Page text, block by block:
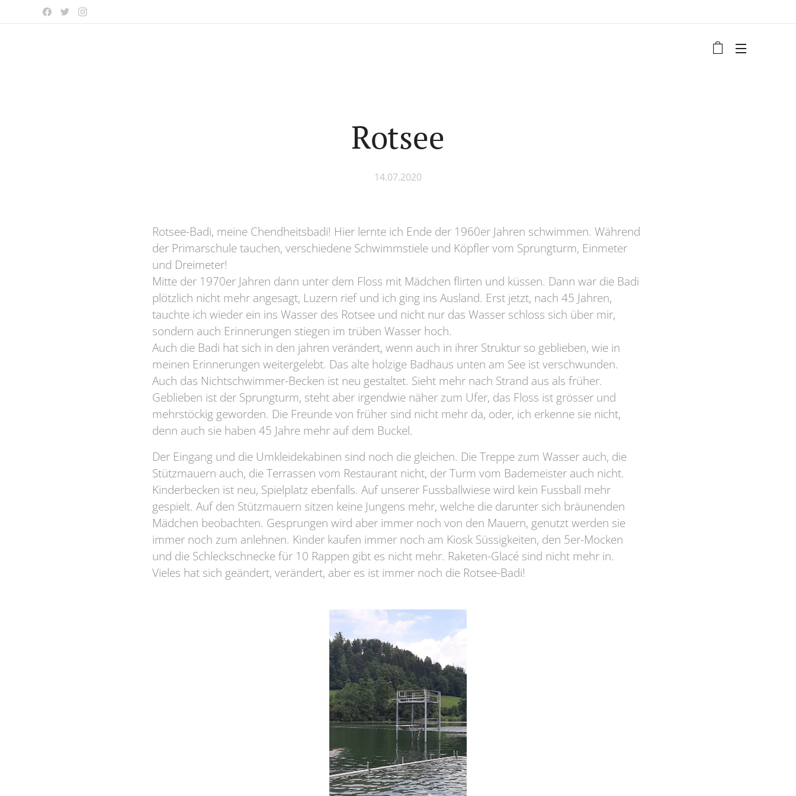
Rotsee
14.07.2020
Rotsee-Badi, meine Chendheitsbadi! Hier lernte ich Ende der 1960er Jahren schwimmen. Während
der Primarschule tauchen, verschiedene Schwimmstiele und Köpfler vom Sprungturm, Einmeter
und Dreimeter!
Mitte der 1970er Jahren dann unter dem Floss mit Mädchen flirten und küssen. Dann war die Badi
plötzlich nicht mehr angesagt, Luzern rief und ich ging ins Ausland. Erst jetzt, nach 45 Jahren,
tauchte ich wieder ein ins Wasser des Rotsee und nicht nur das Wasser schloss sich über mir,
sondern auch Erinnerungen stiegen im trüben Wasser hoch.
Auch die Badi hat sich in den jahren verändert, wenn auch in ihrer Struktur so geblieben, wie in
meinen Erinnerungen weitergelebt. Das alte holzige Badhaus unten am See ist verschwunden.
Auch das Nichtschwimmer-Becken ist neu gestaltet. Sieht mehr nach Strand aus als früher.
Geblieben ist der Sprungturm, steht aber irgendwie näher zum Ufer, das Floss ist grösser und
mehrstöckig geworden. Die Freunde von früher sind nicht mehr da, oder, ich erkenne sie nicht,
denn auch sie haben 45 Jahre mehr auf dem Buckel.
Der Eingang und die Umkleidekabinen sind noch die gleichen. Die Treppe zum Wasser auch, die
Stützmauern auch, die Terrassen vom Restaurant nicht, der Turm vom Bademeister auch nicht.
Kinderbecken ist neu, Spielplatz ebenfalls. Auf unserer Fussballwiese wird kein Fussball mehr
gespielt. Auf den Stützmauern sitzen keine Jungens mehr, welche die darunter sich bräunenden
Mädchen beobachten. Gesprungen wird aber immer noch von den Mauern, genutzt werden sie
immer noch zum anlehnen. Kinder kaufen immer noch am Kiosk Süssigkeiten, den 5er-Mocken
und die Schleckschnecke für 10 Rappen gibt es nicht mehr. Raketen-Glacé sind nicht mehr in.
Vieles hat sich geändert, verändert, aber es ist immer noch die Rotsee-Badi!